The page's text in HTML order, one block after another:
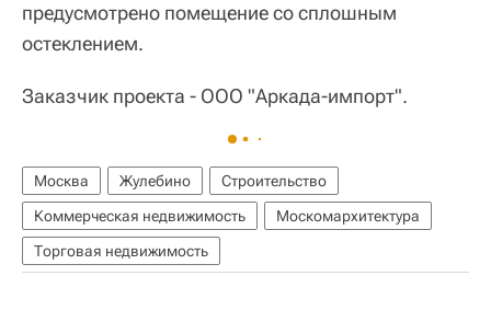
предусмотрено помещение со сплошным
остеклением.
Заказчик проекта - ООО "Аркада-импорт".
Москва Жулебино
Строительство
Коммерческая недвижимость
Москомархитектура
Торговая недвижимость